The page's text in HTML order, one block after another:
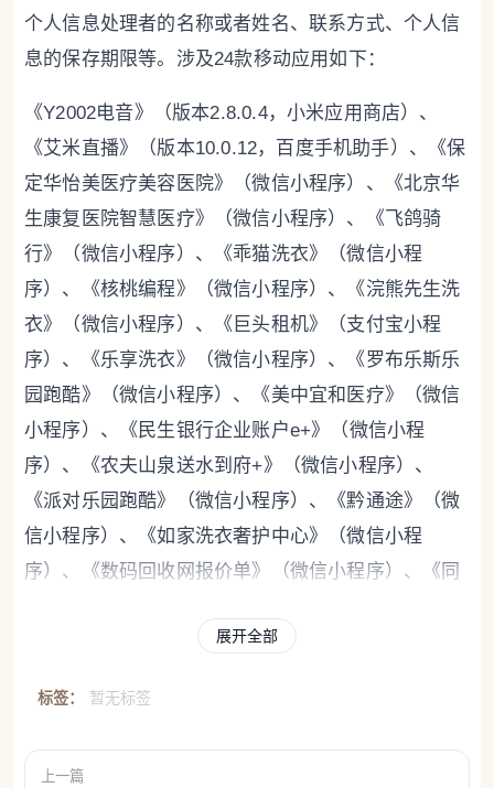
个人信息处理者的名称或者姓名、联系方式、个人信
息的保存期限等。涉及24款移动应用如下：
《Y2002电音》（版本2.8.0.4，小米应用商店）、
《艾米直播》（版本10.0.12，百度手机助手）、《保
定华怡美医疗美容医院》（微信小程序）、《北京华
生康复医院智慧医疗》（微信小程序）、《飞鸽骑
行》（微信小程序）、《乖猫洗衣》（微信小程
序）、《核桃编程》（微信小程序）、《浣熊先生洗
衣》（微信小程序）、《巨头租机》（支付宝小程
序）、《乐享洗衣》（微信小程序）、《罗布乐斯乐
园跑酷》（微信小程序）、《美中宜和医疗》（微信
小程序）、《民生银行企业账户e+》（微信小程
序）、《农夫山泉送水到府+》（微信小程序）、
《派对乐园跑酷》（微信小程序）、《黔通途》（微
信小程序）、《如家洗衣奢护中心》（微信小程
序）、《数码回收网报价单》（微信小程序）、《同
1.2.0，应用宝）、《长城e智行》（微信小程序）、
小程序）、《贝壳家庭服务 保洁洗衣搬家维修》（微
信小程序）。
展开全部
标签： 暂无标签
上一篇